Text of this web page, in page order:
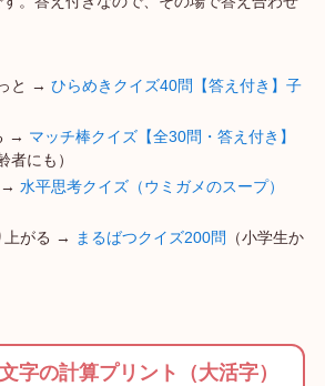
と → ひらめきクイズ40問【答え付き】子
→ マッチ棒クイズ【全30問・答え付き】
者にも）
→ 水平思考クイズ（ウミガメのスープ）
上がる →
まるばつクイズ200問 （小学生か
字の計算プリント（大活字）